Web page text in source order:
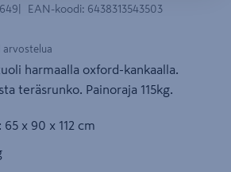
EAN-koodi: 6438313543503
arvostelua
harmaalla oxford-kankaalla.
teräsrunko. Painoraja 115kg.
x 90 x 112 cm